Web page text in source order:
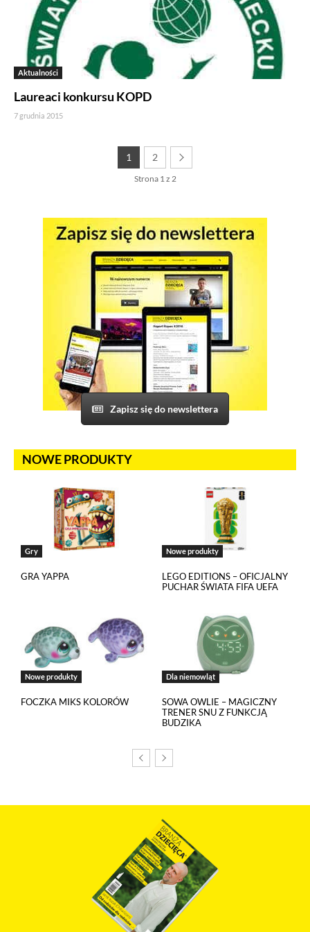
Aktualności
Laureaci konkursu KOPD
7 grudnia 2015
1 2
Strona 1 z 2
Zapisz się do newslettera
NOWE PRODUKTY
Gry
GRA YAPPA
Nowe produkty
LEGO EDITIONS – OFICJALNY
PUCHAR ŚWIATA FIFA UEFA
Nowe produkty
FOCZKA MIKS KOLORÓW
Dla niemowląt
SOWA OWLIE – MAGICZNY
TRENER SNU Z FUNKCJĄ
BUDZIKA
stronie. Kod śledzący Google Analytics gromadzi informacje
na temat Twojej aktywności na naszej stronie, które mogą być
przez Google wykorzystywane przy budowaniu Twojego
profilu użytkownika. Ponadto, informacje z Google Analytics
mogą być wykorzystywane w ustawieniach kampanii
reklamowych prowadzonych z wykorzystaniem Google Ads.
Jeżeli sobie tego nie życzysz, możesz wyłączyć narzędzia
Google.
Korzystamy z Salesflare, narzędzia do zarządzania relacjami
z klientami. Salesflare używa plików cookies, aby
Dane te pomagają nam lepiej rozumieć naszych klientów
i dostosowywać nasze działania do Twoich potrzeb. Jeżeli
sobie tego nie życzysz, możesz wyłączyć pliki cookies
związane z Salesflare.
Odtwarzacze multimedialne (YouTube, Vimeo)
Na tej stronie osadzane są multimedia z serwisów YouTube
i Vimeo. Odtwarzacze tych serwisów wykorzystują
do swojego prawidłowego działania pliki cookies pochodzące
od ich dostawców. Dostawcy mogą uzyskiwać dostęp
do informacji gromadzonych w plikach cookies. Możesz
wyłączyć pliki cookies związane z odtwarzaczami, ale wtedy
nie będziesz w stanie obejrzeć treści osadzonych w formie
odtwarzaczy.